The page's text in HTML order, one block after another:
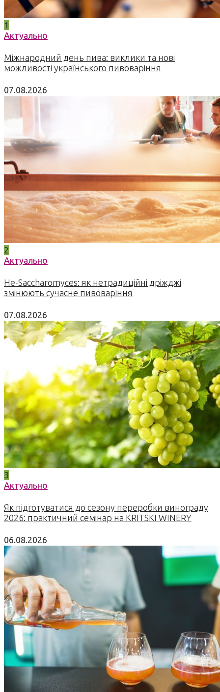
1
Актуально
Міжнародний день пива: виклики та нові
можливості українського пивоваріння
07.08.2026
2
Актуально
Не-Saccharomyces: як нетрадиційні дріжджі
змінюють сучасне пивоваріння
07.08.2026
3
Актуально
Як підготуватися до сезону переробки винограду
2026: практичний семінар на KRITSKI WINERY
06.08.2026